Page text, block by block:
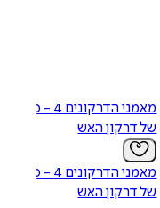
מאמני הדרקונים 4 - כוחו
של דרקון האש
מאמני הדרקונים 4 - כוחו
של דרקון האש